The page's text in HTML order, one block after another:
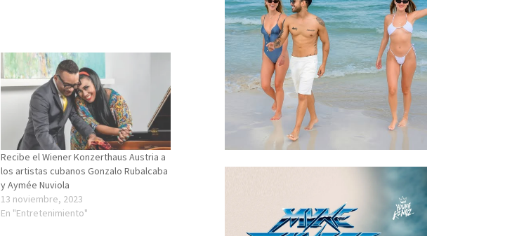
Recibe el Wiener Konzerthaus Austria a
los artistas cubanos Gonzalo Rubalcaba
y Aymée Nuviola
13 noviembre, 2023
En "Entretenimiento"